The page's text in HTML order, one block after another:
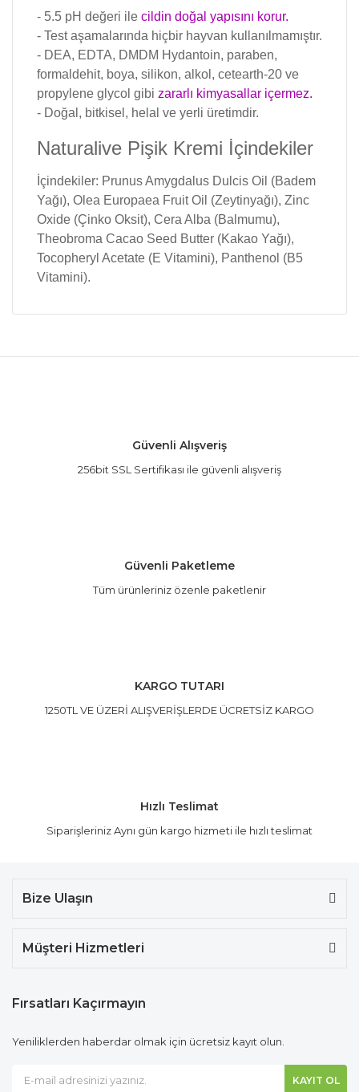
- 5.5 pH değeri ile cildin doğal yapısını korur.
- Test aşamalarında hiçbir hayvan kullanılmamıştır.
- DEA, EDTA, DMDM Hydantoin, paraben,
formaldehit, boya, silikon, alkol, cetearth-20 ve
propylene glycol gibi zararlı kimyasallar içermez.
- Doğal, bitkisel, helal ve yerli üretimdir.
Naturalive Pişik Kremi İçindekiler
İçindekiler: Prunus Amygdalus Dulcis Oil (Badem
Yağı), Olea Europaea Fruit Oil (Zeytinyağı), Zinc
Oxide (Çinko Oksit), Cera Alba (Balmumu),
Theobroma Cacao Seed Butter (Kakao Yağı),
Tocopheryl Acetate (E Vitamini), Panthenol (B5
Vitamini).
ve diğer konularda yetersiz gördüğünüz noktaları
Ürün açıklamasında eksik bilgiler bulunuyor.
Ürün bilgilerinde hatalar bulunuyor.
Güvenli Alışveriş
256bit SSL Sertifikası ile güvenli alışveriş
Güvenli Paketleme
Tüm ürünleriniz özenle paketlenir
KARGO TUTARI
1250TL VE ÜZERİ ALIŞVERİŞLERDE ÜCRETSİZ KARGO
Hızlı Teslimat
Siparişleriniz Aynı gün kargo hizmeti ile hızlı teslimat
Bize Ulaşın
Müşteri Hizmetleri
Fırsatları Kaçırmayın
Yeniliklerden haberdar olmak için ücretsiz kayıt olun.
KAYIT OL